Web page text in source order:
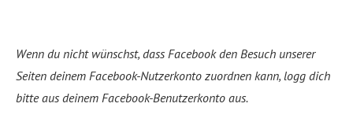
Wenn du nicht wünschst, dass Facebook den Besuch unserer
Seiten deinem Facebook-Nutzerkonto zuordnen kann, logg dich
bitte aus deinem Facebook-Benutzerkonto aus.